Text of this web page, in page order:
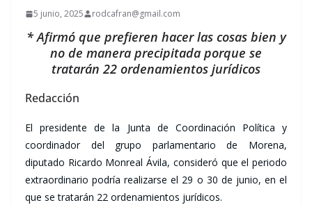
5 junio, 2025 rodcafran@gmail.com
* Afirmó que prefieren hacer las cosas bien y
no de manera precipitada porque se
tratarán 22 ordenamientos jurídicos
Redacción
El presidente de la Junta de Coordinación Política y
coordinador del grupo parlamentario de Morena,
diputado Ricardo Monreal Ávila, consideró que el periodo
extraordinario podría realizarse el 29 o 30 de junio, en el
que se tratarán 22 ordenamientos jurídicos.